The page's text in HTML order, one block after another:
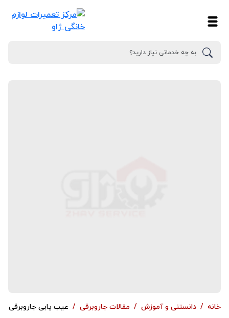
خانه دانستنی و آموزش مقالات جاروبرقی عیب یابی جاروبرقی |